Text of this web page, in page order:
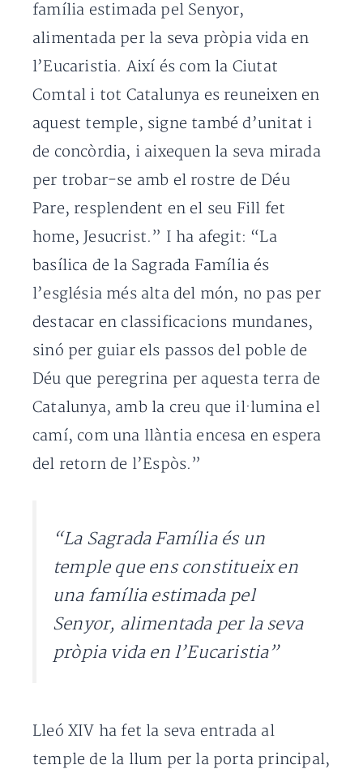
família estimada pel Senyor,
alimentada per la seva pròpia vida en
l’Eucaristia. Així és com la Ciutat
Comtal i tot Catalunya es reuneixen en
aquest temple, signe també d’unitat i
de concòrdia, i aixequen la seva mirada
per trobar-se amb el rostre de Déu
Pare, resplendent en el seu Fill fet
home, Jesucrist.” I ha afegit: “La
basílica de la Sagrada Família és
l’església més alta del món, no pas per
destacar en classificacions mundanes,
sinó per guiar els passos del poble de
Déu que peregrina per aquesta terra de
Catalunya, amb la creu que il·lumina el
camí, com una llàntia encesa en espera
del retorn de l’Espòs.”
“La Sagrada Família és un
temple que ens constitueix en
una família estimada pel
Senyor, alimentada per la seva
pròpia vida en l’Eucaristia”
Lleó XIV ha fet la seva entrada al
temple de la llum per la porta principal,